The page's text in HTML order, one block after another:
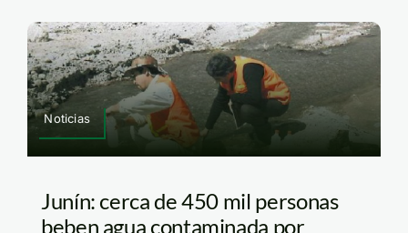
Noticias
Junín: cerca de 450 mil personas
beben agua contaminada por